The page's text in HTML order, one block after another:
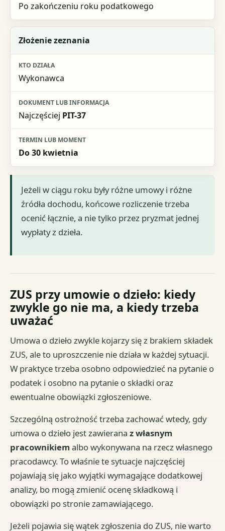
Po zakończeniu roku podatkowego
Złożenie zeznania
Wykonawca
Najczęściej PIT-37
Do 30 kwietnia
Jeżeli w ciągu roku były różne umowy i różne
źródła dochodu, końcowe rozliczenie trzeba
ocenić łącznie, a nie tylko przez pryzmat jednej
wypłaty z dzieła.
ZUS przy umowie o dzieło: kiedy
zwykle go nie ma, a kiedy trzeba
uważać
Umowa o dzieło zwykle kojarzy się z brakiem składek
ZUS, ale to uproszczenie nie działa w każdej sytuacji.
W praktyce trzeba osobno odpowiedzieć na pytanie o
podatek i osobno na pytanie o składki oraz
ewentualne obowiązki zgłoszeniowe.
Szczególną ostrożność trzeba zachować wtedy, gdy
umowa o dzieło jest zawieranaz własnym
pracownikiem albo wykonywana na rzecz własnego
pracodawcy. To właśnie te sytuacje najczęściej
pojawiają się jako wyjątki wymagające dodatkowej
analizy, bo mogą zmienić ocenę składkową i
obowiązki po stronie zamawiającego.
Jeżeli pojawia się wątek zgłoszenia do ZUS, nie warto